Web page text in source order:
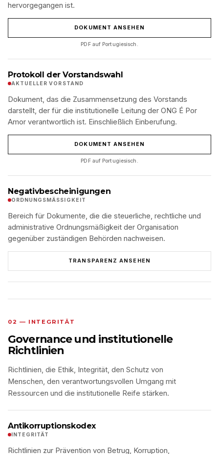
hervorgegangen ist.
DOKUMENT ANSEHEN
PDF auf Portugiesisch.
Protokoll der Vorstandswahl
AKTUELLER VORSTAND
Dokument, das die Zusammensetzung des Vorstands
darstellt, der für die institutionelle Leitung der ONG É Por
Amor verantwortlich ist. Einschließlich Einberufung.
DOKUMENT ANSEHEN
PDF auf Portugiesisch.
Negativbescheinigungen
ORDNUNGSMÄSSIGKEIT
Bereich für Dokumente, die die steuerliche, rechtliche und
administrative Ordnungsmäßigkeit der Organisation
gegenüber zuständigen Behörden nachweisen.
TRANSPARENZ ANSEHEN
02 — INTEGRITÄT
Governance und institutionelle
Richtlinien
Richtlinien, die Ethik, Integrität, den Schutz von
Menschen, den verantwortungsvollen Umgang mit
Ressourcen und die institutionelle Reife stärken.
Antikorruptionskodex
INTEGRITÄT
Richtlinien zur Prävention von Betrug, Korruption,